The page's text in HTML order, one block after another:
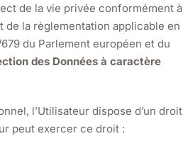
de la vie privée conformément à
de la règlementation applicable en
du Parlement européen et du
des Données à caractère
l’Utilisateur dispose d’un droit
peut exercer ce droit :